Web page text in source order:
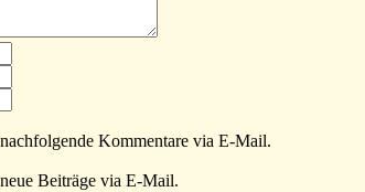
Kommentare via E-Mail.
Beiträge via E-Mail.